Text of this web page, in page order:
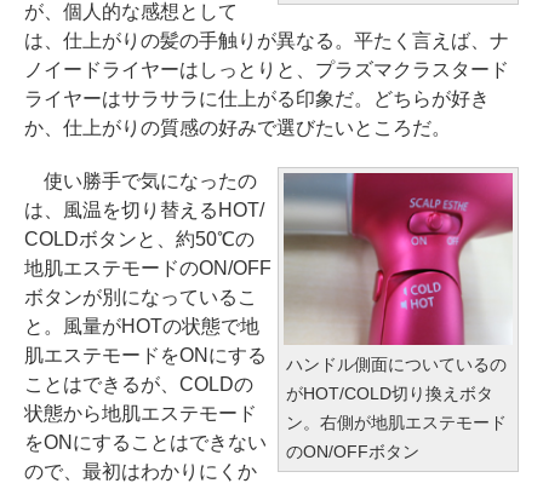
が、個人的な感想として
は、仕上がりの髪の手触りが異なる。平たく言えば、ナ
ノイードライヤーはしっとりと、プラズマクラスタード
ライヤーはサラサラに仕上がる印象だ。どちらが好き
か、仕上がりの質感の好みで選びたいところだ。
ハンドル側面についているの
がHOT/COLD切り換えボタ
ン。右側が地肌エステモード
のON/OFFボタン
使い勝手で気になったの
は、風温を切り替えるHOT/
COLDボタンと、約50℃の
地肌エステモードのON/OFF
ボタンが別になっているこ
と。風量がHOTの状態で地
肌エステモードをONにする
ことはできるが、COLDの
状態から地肌エステモード
をONにすることはできない
ので、最初はわかりにくか